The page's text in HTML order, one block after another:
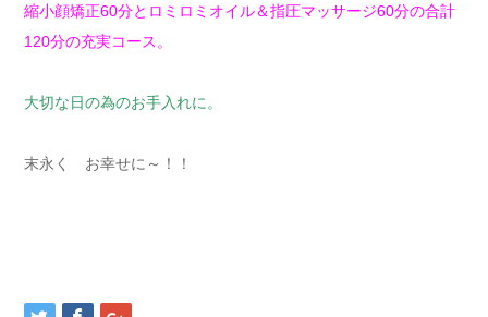
縮小顔矯正60分とロミロミオイル＆指圧マッサージ60分の合計
120分の充実コース。
大切な日の為のお手入れに。
末永く お幸せに～！！